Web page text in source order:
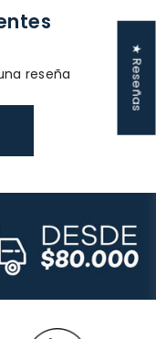
reseña ★ Reseñas